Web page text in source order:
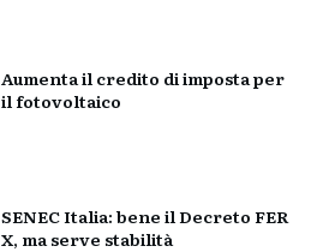
Aumenta il credito di imposta per
il fotovoltaico
SENEC Italia: bene il Decreto FER
X, ma serve stabilità